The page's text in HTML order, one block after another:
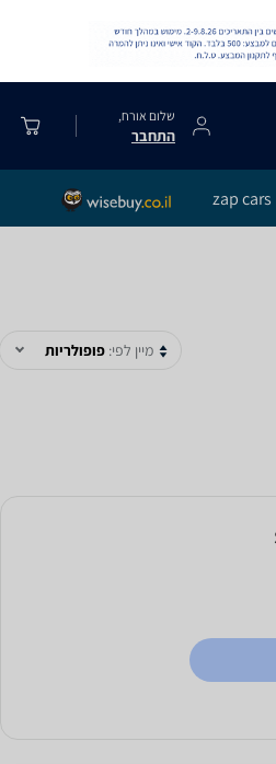
שלום אורח,
התחבר
zap cars
מיין לפי: פופולריות